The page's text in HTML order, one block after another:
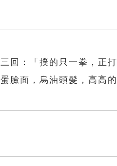
回：「撲的只一拳，正
臉面，烏油頭髮，高高